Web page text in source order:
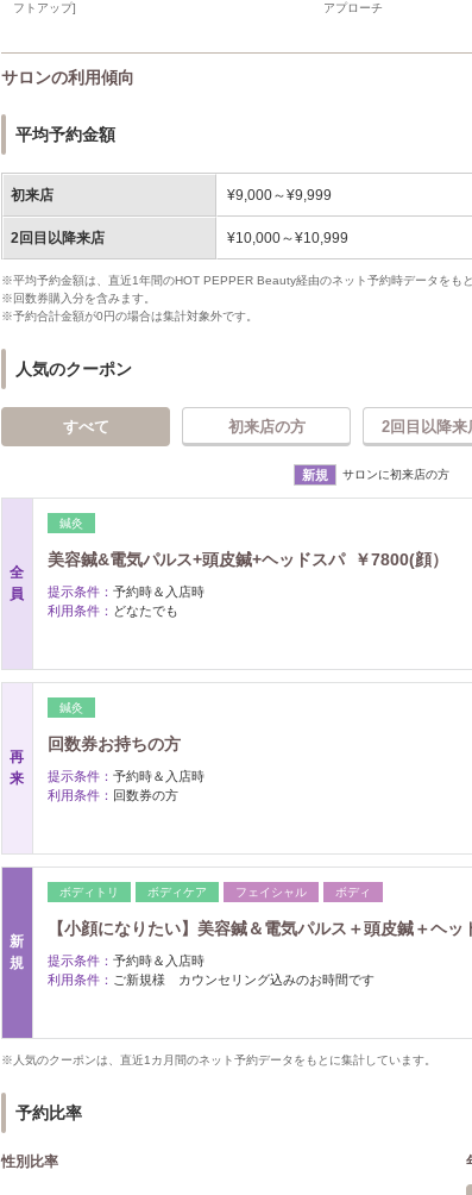
フトアップ]
アプローチ
サロンの利用傾向
平均予約金額
初来店 ¥9,000～¥9,999
2回目以降来店 ¥10,000～¥10,999
※平均予約金額は、直近1年間のHOT PEPPER Beauty経由のネット予約時データをもと
※回数券購入分を含みます。
※予約合計金額が0円の場合は集計対象外です。
人気のクーポン
すべて 初来店の方 2回目以降来
新規 サロンに初来店の方
全
員
鍼灸
美容鍼&電気パルス+頭皮鍼+ヘッドスパ ￥7800(顔）
提示条件： 予約時＆入店時
利用条件： どなたでも
再
来
鍼灸
回数券お持ちの方
提示条件： 予約時＆入店時
利用条件： 回数券の方
新
規
ボディトリ ボディケア フェイシャル ボディ
【小顔になりたい】美容鍼＆電気パルス＋頭皮鍼＋ヘ
提示条件： 予約時＆入店時
利用条件： ご新規様 カウンセリング込みのお時間です
※人気のクーポンは、直近1カ月間のネット予約データをもとに集計しています。
予約比率
性別比率